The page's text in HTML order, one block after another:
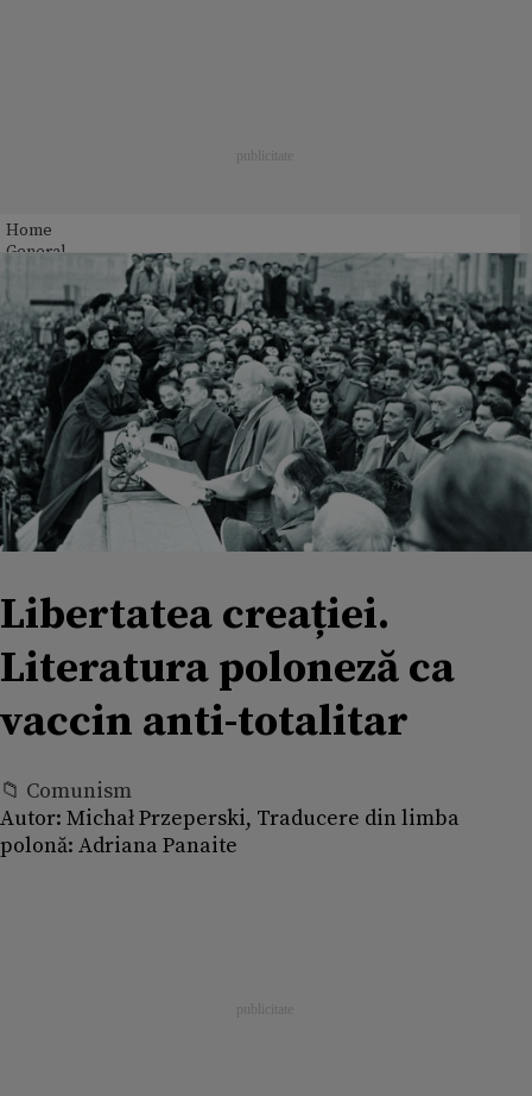
Home
General
Libertatea creației.
Literatura poloneză ca
vaccin anti-totalitar
📁 Comunism
Autor: Michał Przeperski, Traducere din limba
polonă: Adriana Panaite